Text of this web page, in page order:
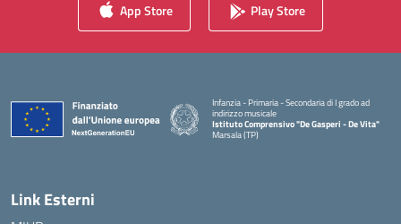
App Store Play Store
Infanzia - Primaria - Secondaria di I grado ad
indirizzo musicale
Istituto Comprensivo "De Gasperi - De Vita"
Marsala (TP)
Link Esterni